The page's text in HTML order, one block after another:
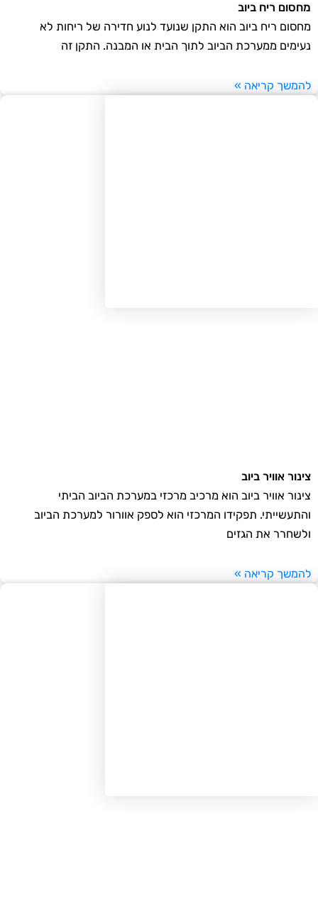
ריח ביוב
ריח ביוב הוא התקן שנועד לנוע חדירה של ריחות לא
ממערכת הביוב לתוך הבית או המבנה. התקן זה
קריאה »
אוויר ביוב
אוויר ביוב הוא מרכיב מרכזי במערכת הביוב הביתי
תפקידו המרכזי הוא לספק אוורור למערכת הביוב
את הגזים
קריאה »